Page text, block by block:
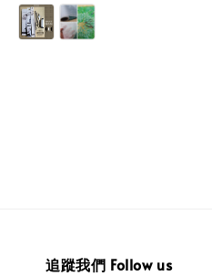
追蹤我們 Follow us